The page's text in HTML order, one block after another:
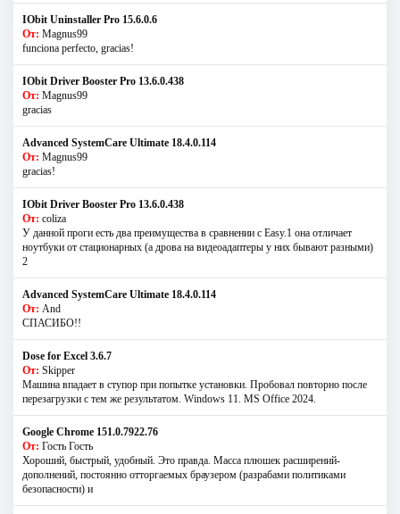
IObit Uninstaller Pro 15.6.0.6
От: Magnus99
funciona perfecto, gracias!
IObit Driver Booster Pro 13.6.0.438
От: Magnus99
gracias
Advanced SystemCare Ultimate 18.4.0.114
От: Magnus99
gracias!
IObit Driver Booster Pro 13.6.0.438
От: coliza
У данной проги есть два преимущества в сравнении с Easy.1 она отличает
ноутбуки от стационарных (а дрова на видеоадаптеры у них бывают разными)
2
Advanced SystemCare Ultimate 18.4.0.114
От: And
СПАСИБО!!
Dose for Excel 3.6.7
От: Skipper
Машина впадает в ступор при попытке установки. Пробовал повторно после
перезагрузки с тем же результатом. Windows 11. MS Offiсe 2024.
Google Chrome 151.0.7922.76
От: Гость Гость
Хороший, быстрый, удобный. Это правда. Масса плюшек расширений-
дополнений, постоянно отторгаемых браузером (разрабами политиками
безопасности) и